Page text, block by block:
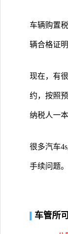
车辆购置
辆合格证
现在，有
约，按照
纳税人一
很多汽车
手续问题。
车管所